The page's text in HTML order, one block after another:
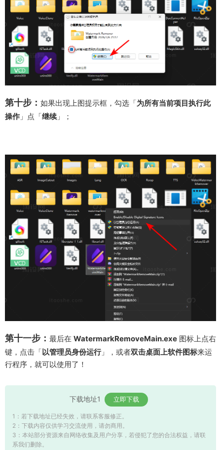
第十步： 如果出现上图提示框，勾选「为所有当前项目执行此
操作 」点「继续」；
第十一步： 最后在 WatermarkRemoveMain.exe 图标上点右
键，点击「以管理员身份运行」，或者双击桌面上软件图标来运
行程序，就可以使用了！
下载地址1 立即下载
1：若下载地址已经失效，请联系客服修正。
2：下载内容仅供学习交流使用，请勿商用。
3：本站部分资源来自网络收集及用户分享，若侵犯了您的合法权益，请联
系我们删除。